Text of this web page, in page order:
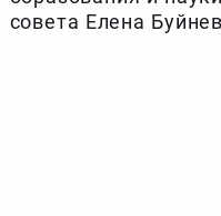
совета Елена